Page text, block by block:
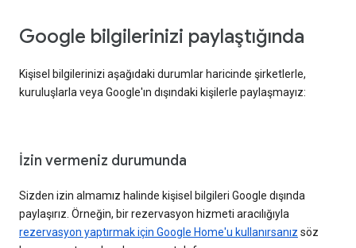
Google bilgilerinizi paylaştığında
Kişisel bilgilerinizi aşağıdaki durumlar haricinde şirketlerle,
kuruluşlarla veya Google'ın dışındaki kişilerle paylaşmayız:
İzin vermeniz durumunda
Sizden izin almamız halinde kişisel bilgileri Google dışında
paylaşırız. Örneğin, bir rezervasyon hizmeti aracılığıyla
rezervasyon yaptırmak için Google Home'u kullanırsanız söz